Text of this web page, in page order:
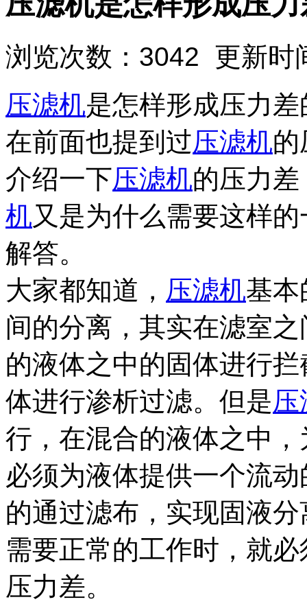
浏览次数：3042 更新时
压滤机是怎样形成压力差
在前面也提到过压滤机的
介绍一下压滤机的压力
机又是为什么需要这样
解答。
大家都知道， 压滤机基本
间的分离，其实在滤室
的液体之中的固体进行
体进行渗析过滤。但是压
行，在混合的液体之中
必须为液体提供一个流
的通过滤布，实现固液
需要正常的工作时，就
压力差。